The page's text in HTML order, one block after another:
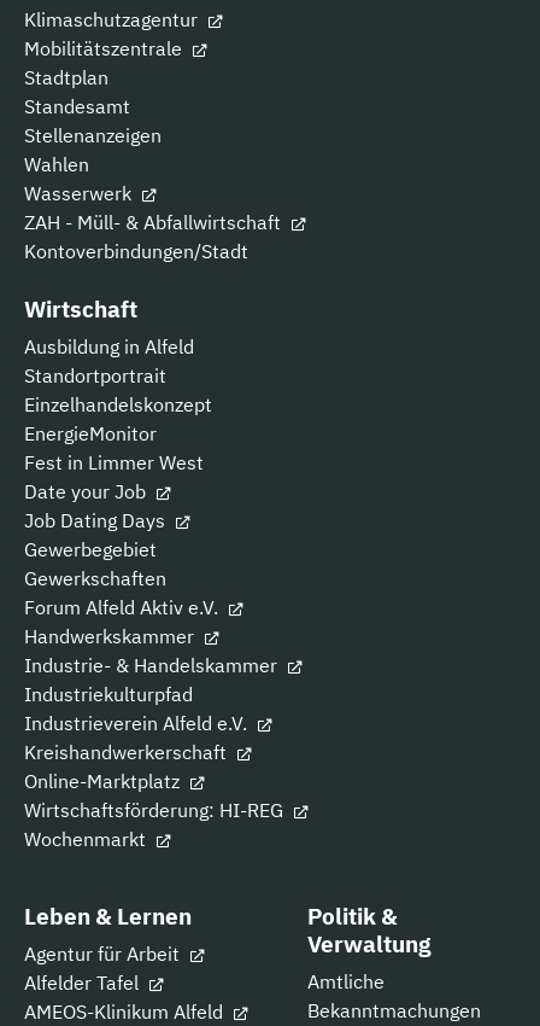
Klimaschutzagentur
Mobilitätszentrale
Stadtplan
Standesamt
Stellenanzeigen
Wahlen
Wasserwerk
ZAH - Müll- & Abfallwirtschaft
Kontoverbindungen/Stadt
Wirtschaft
Ausbildung in Alfeld
Standortportrait
Einzelhandelskonzept
EnergieMonitor
Fest in Limmer West
Date your Job
Job Dating Days
Gewerbegebiet
Gewerkschaften
Forum Alfeld Aktiv e.V.
Handwerkskammer
Industrie- & Handelskammer
Industriekulturpfad
Industrieverein Alfeld e.V.
Kreishandwerkerschaft
Online-Marktplatz
Wirtschaftsförderung: HI-REG
Wochenmarkt
Leben & Lernen
Agentur für Arbeit
Alfelder Tafel
AMEOS-Klinikum Alfeld
Politik &
Verwaltung
Amtliche
Bekanntmachungen